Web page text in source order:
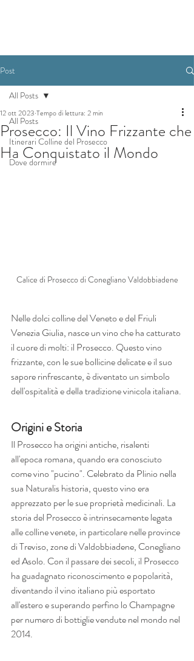
Post
All Posts
Itinerari Colline del Prosecco
Dove dormire
All Posts
Prosecco: Il Vino Frizzante che
Ha Conquistato il Mondo
12 ott 2023 Tempo di lettura: 2 min
Calice di Prosecco di Conegliano Valdobbiadene
Nelle dolci colline del Veneto e del Friuli
Venezia Giulia, nasce un vino che ha catturato
il cuore di molti: il Prosecco. Questo vino
frizzante, con le sue bollicine delicate e il suo
sapore rinfrescante, è diventato un simbolo
dell'ospitalità e della tradizione vinicola italiana.
Origini e Storia
Il Prosecco ha origini antiche, risalenti
all'epoca romana, quando era conosciuto
come vino "pucino". Celebrato da Plinio nella
sua Naturalis historia, questo vino era
apprezzato per le sue proprietà medicinali. La
storia del Prosecco è intrinsecamente legata
alle colline venete, in particolare nelle province
di Treviso, zone di Valdobbiadene, Conegliano
ed Asolo. Con il passare dei secoli, il Prosecco
ha guadagnato riconoscimento e popolarità,
diventando il vino italiano più esportato
all'estero e superando perfino lo Champagne
per numero di bottiglie vendute nel mondo nel
2014.